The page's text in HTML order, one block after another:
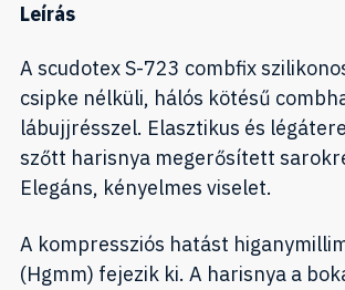
Leírás
A scudotex S-723 combfix
csipke nélküli, hálós kötésű
lábujjrésszel. Elasztikus és
szőtt harisnya megerősített
Elegáns, kényelmes viselet.
A kompressziós hatást
(Hgmm) fejezik ki. A harisnya a